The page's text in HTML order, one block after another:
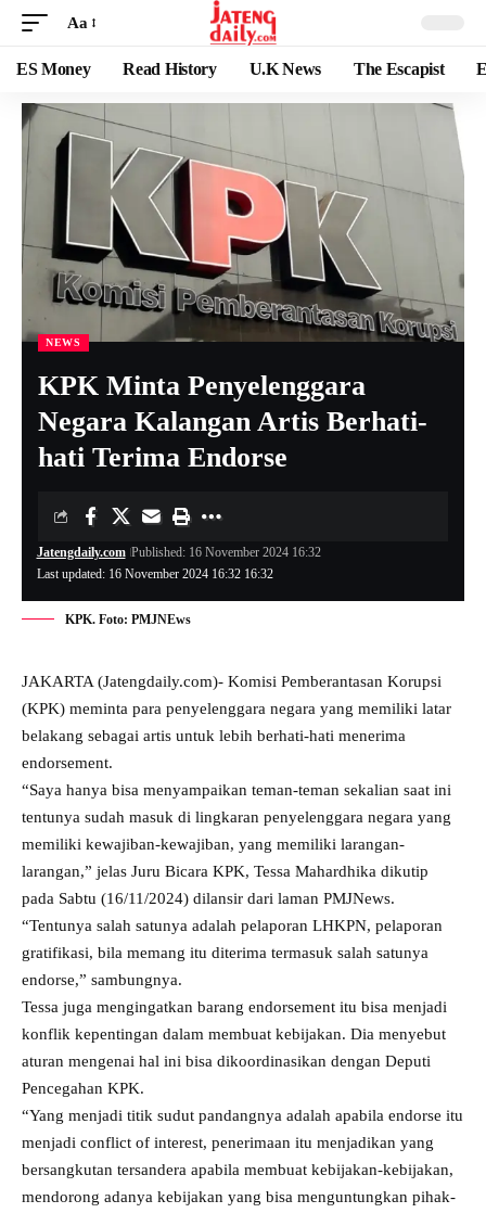
Aa
ES Money Read History U.K News The Escapist
NEWS
KPK Minta Penyelenggara
Negara Kalangan Artis Berhati-
hati Terima Endorse
Last updated: 16 November 2024 16:32 16:32
Jatengdaily.com Published: 16 November 2024 16:32
KPK. Foto: PMJNEws
JAKARTA (Jatengdaily.com)- Komisi Pemberantasan Korupsi
(KPK) meminta para penyelenggara negara yang memiliki latar
belakang sebagai artis untuk lebih berhati-hati menerima
endorsement.
“Saya hanya bisa menyampaikan teman-teman sekalian saat ini
tentunya sudah masuk di lingkaran penyelenggara negara yang
memiliki kewajiban-kewajiban, yang memiliki larangan-
larangan,” jelas Juru Bicara KPK, Tessa Mahardhika dikutip
pada Sabtu (16/11/2024) dilansir dari laman PMJNews.
“Tentunya salah satunya adalah pelaporan LHKPN, pelaporan
gratifikasi, bila memang itu diterima termasuk salah satunya
endorse,” sambungnya.
Tessa juga mengingatkan barang endorsement itu bisa menjadi
konflik kepentingan dalam membuat kebijakan. Dia menyebut
aturan mengenai hal ini bisa dikoordinasikan dengan Deputi
Pencegahan KPK.
“Yang menjadi titik sudut pandangnya adalah apabila endorse itu
menjadi conflict of interest, penerimaan itu menjadikan yang
bersangkutan tersandera apabila membuat kebijakan-kebijakan,
mendorong adanya kebijakan yang bisa menguntungkan pihak-